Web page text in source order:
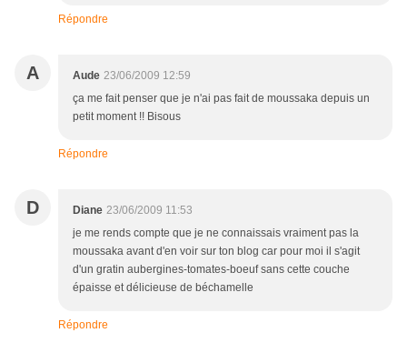
Répondre
A Aude 23/06/2009 12:59
ça me fait penser que je n'ai pas fait de moussaka depuis un
petit moment !! Bisous
Répondre
D Diane 23/06/2009 11:53
je me rends compte que je ne connaissais vraiment pas la
moussaka avant d'en voir sur ton blog car pour moi il s'agit
d'un gratin aubergines-tomates-boeuf sans cette couche
épaisse et délicieuse de béchamelle
Répondre